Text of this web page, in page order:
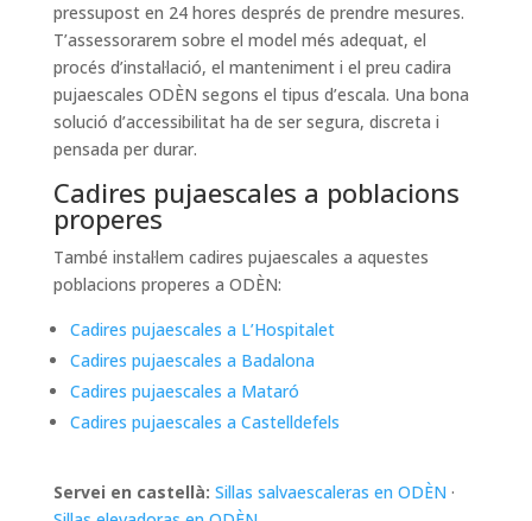
pressupost en 24 hores després de prendre mesures.
T’assessorarem sobre el model més adequat, el
procés d’instal·lació, el manteniment i el preu cadira
pujaescales ODÈN segons el tipus d’escala. Una bona
solució d’accessibilitat ha de ser segura, discreta i
pensada per durar.
Cadires pujaescales a poblacions
properes
També instal·lem cadires pujaescales a aquestes
poblacions properes a ODÈN:
Cadires pujaescales a L’Hospitalet
Cadires pujaescales a Badalona
Cadires pujaescales a Mataró
Cadires pujaescales a Castelldefels
Servei en castellà: Sillas salvaescaleras en ODÈN ·